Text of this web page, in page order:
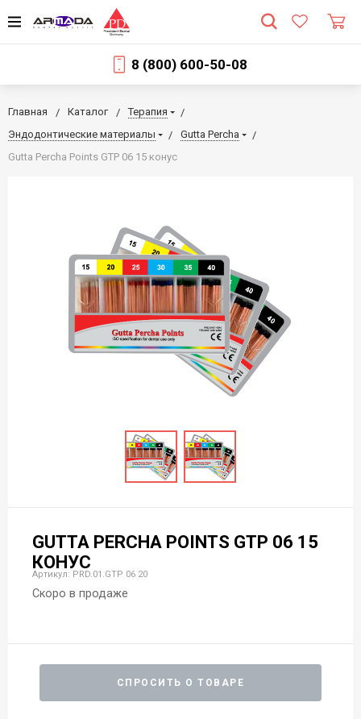
8 (800) 600-50-08
Главная Каталог
Терапия
Эндодонтические материалы
Gutta Percha
Gutta Percha Points GТР 06 15 конус
GUTTA PERCHA POINTS GТР 06 15
КОНУС
Артикул: PRD.01.GТР 06 20
Скоро в продаже
СПРОСИТЬ О ТОВАРЕ